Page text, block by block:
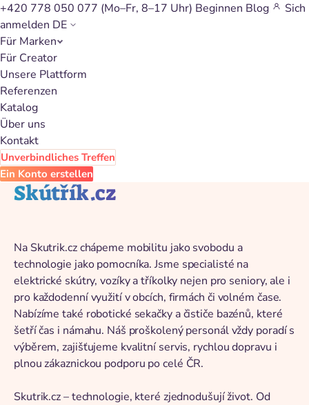
+420 778 050 077 (Mo–Fr, 8–17 Uhr) Beginnen Blog
Sich
anmelden DE
Für Marken
Für Creator
Unsere Plattform
Referenzen
Katalog
Über uns
Kontakt
Unverbindliches Treffen
Ein Konto erstellen
Zurück zum Katalog
Skútřík.cz
Na Skutrik.cz chápeme mobilitu jako svobodu a
technologie jako pomocníka. Jsme specialisté na
elektrické skútry, vozíky a tříkolky nejen pro seniory, ale i
pro každodenní využití v obcích, firmách či volném čase.
Nabízíme také robotické sekačky a čističe bazénů, které
šetří čas i námahu. Náš proškolený personál vždy poradí s
výběrem, zajišťujeme kvalitní servis, rychlou dopravu i
plnou zákaznickou podporu po celé ČR.
Skutrik.cz – technologie, které zjednodušují život. Od